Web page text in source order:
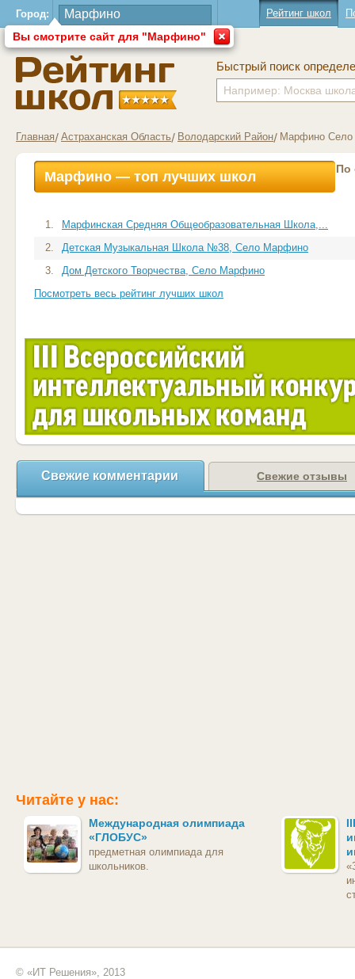
Город:
Вы смотрите сайт для "Марфино"
Рейтинг школ
Быстрый поиск
Главная Астраханская Область Володарский Район Марфино Село
Марфино — топ лучших школ По
1.
Марфинская Средняя Общеобразовательная Школа,...
2.
Детская Музыкальная Школа №38, Село Марфино
3.
Дом Детского Творчества, Село Марфино
Посмотреть весь рейтинг лучших школ
Свежие комментарии Свежие отзывы
Читайте у нас:
Международная олимпиада
«ГЛОБУС»
предметная олимпиада для
школьников.
© «ИТ Решения», 2013